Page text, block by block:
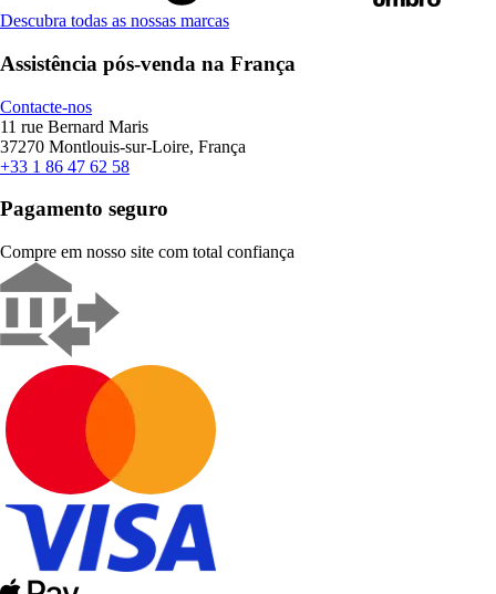
Descubra todas as nossas marcas
Assistência pós-venda na França
Contacte-nos
11 rue Bernard Maris
37270 Montlouis-sur-Loire, França
+33 1 86 47 62 58
Pagamento seguro
Compre em nosso site com total confiança